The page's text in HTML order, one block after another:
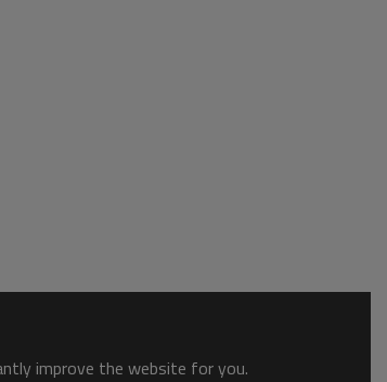
improve the website for you.